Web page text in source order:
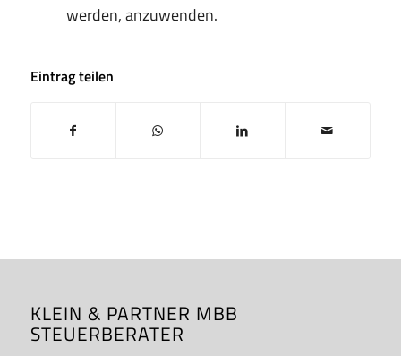
werden, anzuwenden.
Eintrag teilen
KLEIN & PARTNER MBB
STEUERBERATER